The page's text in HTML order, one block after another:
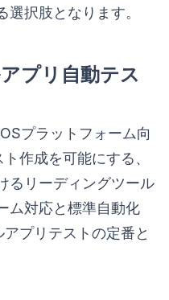
択肢となります。
プリ自動テス
プラットフォーム向
作成を可能にする、
るリーディングツール
ム対応と標準自動化
プリテストの定番と